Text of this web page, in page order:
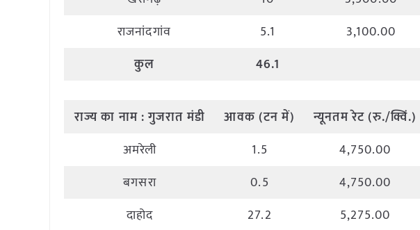
राजनांदगांव
5.1 3,100.00
कुल
46.1
राज्यका नाम:गुजरातमंडी आवक(टन में) न्यूनतमरेट(रु./क्विं.)
अमरेली
1.5 4,750.00
बगसरा
0.5 4,750.00
दाहोद
27.2 5,275.00